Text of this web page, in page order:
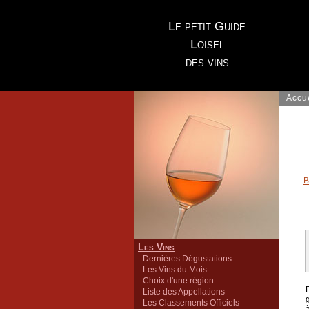
Le petit Guide
Loisel
des vins
Les Vins
Dernières Dégustations
Les Vins du Mois
Choix d'une région
Liste des Appellations
Les Classements Officiels